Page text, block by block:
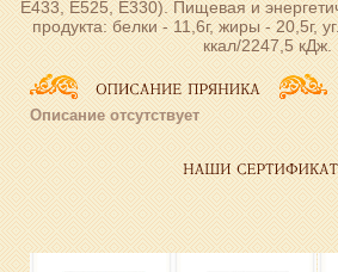
Е433, Е525, Е330). Пищевая и
продукта: белки - 11,6г, жиры - 20,5г,
ккал/2247,5 кДж.
Описание отсутствует